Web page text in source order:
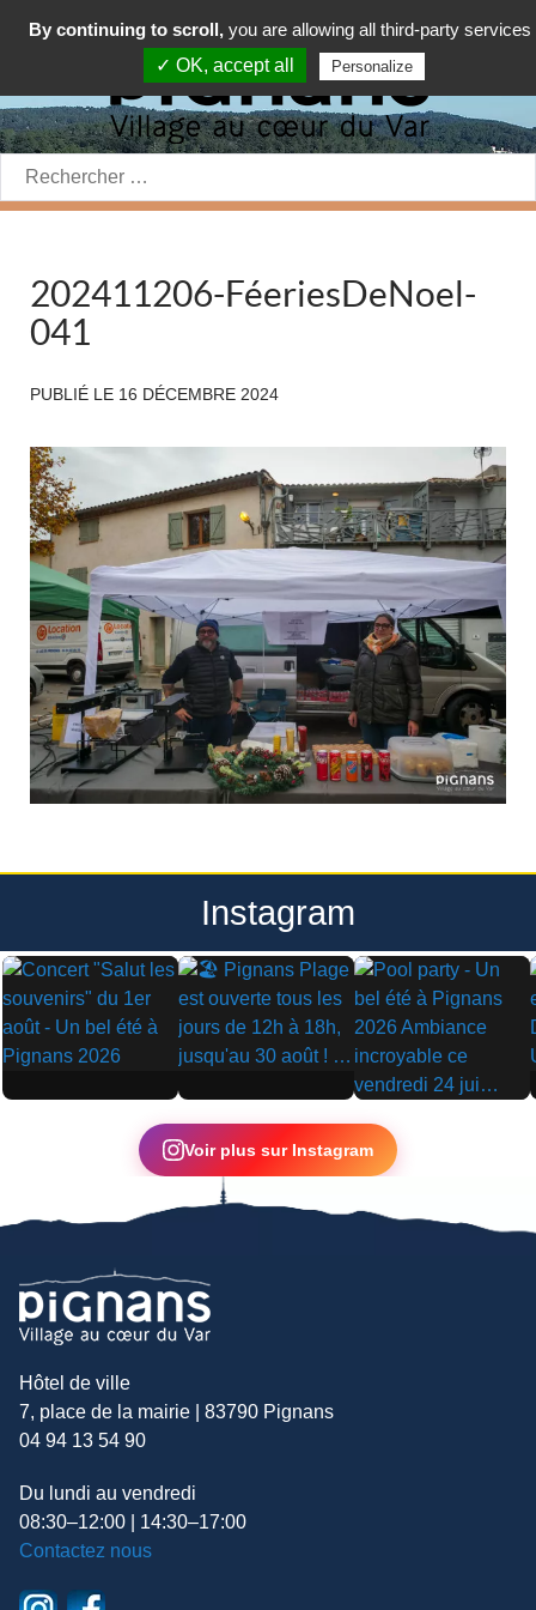
Rechercher:
202411206-FéeriesDeNoel-
041
PUBLIÉ LE 16 DÉCEMBRE 2024
Instagram
▶ ▶
▶
Voir plus sur Instagram
Hôtel de ville
7, place de la mairie | 83790 Pignans
04 94 13 54 90
Du lundi au vendredi
08:30–12:00 | 14:30–17:00
Contactez nous
By continuing to scroll, you are allowing all third-party services
✓ OK, accept all
Personalize